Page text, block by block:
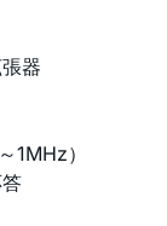
器
1MHz）